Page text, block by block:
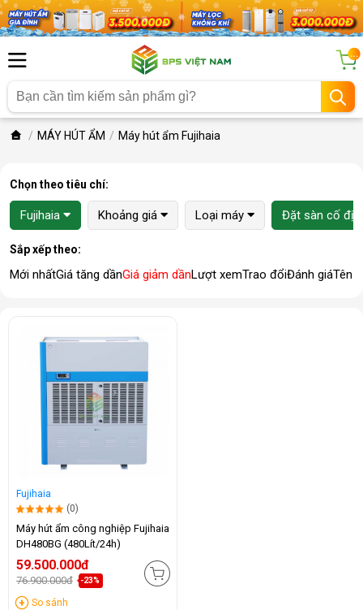
...
MÁY HÚT ẨM Máy hút ẩm Fujihaia
Chọn theo tiêu chí:
Fujihaia Khoảng giá Loại máy Đặt sàn cố
Sắp xếp theo:
Mới nhấtGiá tăng dầnGiá giảm dầnLượt xemTrao đổiĐánh giáTên
Fujihaia
(0)
Máy hút ẩm công nghiệp Fujihaia
DH480BG (480Lít/24h)
59.500.000đ
76.900.000đ -23%
So sánh